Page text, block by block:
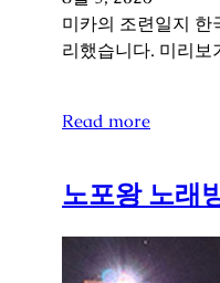
미카의 조련일지 한
리했습니다. 미리보
Read more
노포왕 노래